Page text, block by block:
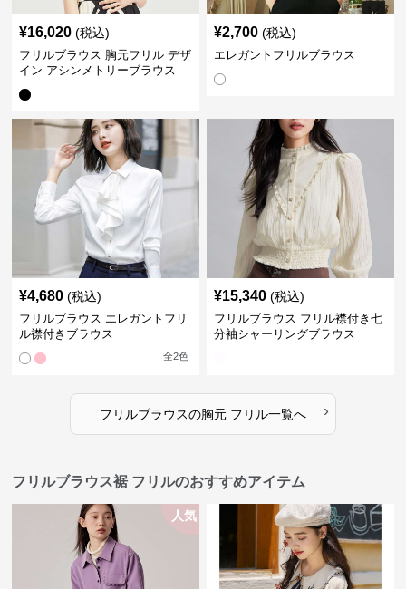
¥16,020 (税込)
フリルブラウス 胸元フリル デザ
イン アシンメトリーブラウス
¥2,700 (税込)
エレガントフリルブラウス
¥4,680 (税込)
フリルブラウス エレガントフリ
ル襟付きブラウス
全2色
¥15,340 (税込)
フリルブラウス フリル襟付き七
分袖シャーリングブラウス
フリルブラウスの胸元 フリル一覧へ ›
フリルブラウス裾 フリルのおすすめアイテム
人気